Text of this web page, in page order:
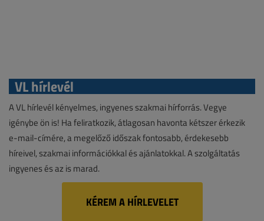
VL hírlevél
A VL hírlevél kényelmes, ingyenes szakmai hírforrás. Vegye
igénybe ön is! Ha feliratkozik, átlagosan havonta kétszer érkezik
e-mail-címére, a megelőző időszak fontosabb, érdekesebb
híreivel, szakmai információkkal és ajánlatokkal. A szolgáltatás
ingyenes és az is marad.
KÉREM A HÍRLEVELET